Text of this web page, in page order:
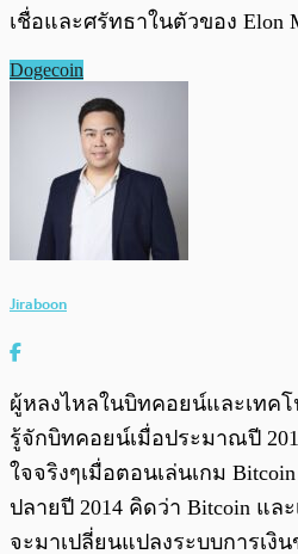
เชื่อและศรัทธาในตัวของ Elon
Dogecoin
Jiraboon
ผู้หลงไหลในบิทคอยน์และเทคโ
รู้จักบิทคอยน์เมื่อประมาณปี
ใจจริงๆเมื่อตอนเล่นเกม
ปลายปี 2014 คิดว่า Bitcoin แล
จะมาเปลี่ยนแปลงระบบการเงิ